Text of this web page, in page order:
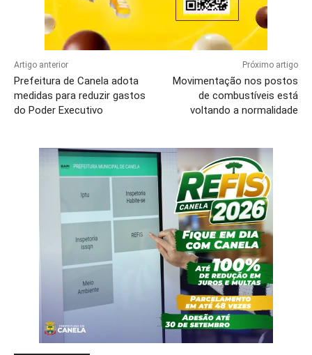
Artigo anterior
Prefeitura de Canela adota
medidas para reduzir gastos
do Poder Executivo
Próximo artigo
Movimentação nos postos
de combustíveis está
voltando a normalidade